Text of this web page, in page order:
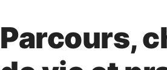
Parcours,